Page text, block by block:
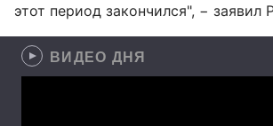
этот период закончился", − заявил
ВИДЕО ДНЯ